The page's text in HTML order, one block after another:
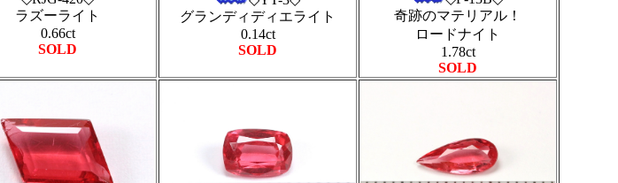
ラズーライト
0.66ct
SOLD
グランディディエライト
0.14ct
SOLD
奇跡のマテリアル！
ロードナイト
1.78ct
SOLD